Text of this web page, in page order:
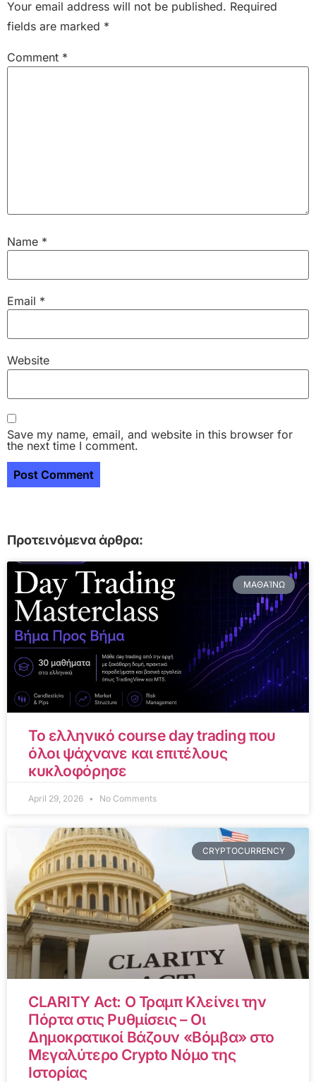
Your email address will not be published. Required
fields are marked *
Comment *
Name *
Email *
Website
Save my name, email, and website in this browser for
the next time I comment.
Προτεινόμενα άρθρα:
ΜΑΘΑΊΝΩ
Το ελληνικό course day trading που
όλοι ψάχνανε και επιτέλους
κυκλοφόρησε
April 29, 2026 No Comments
CRYPTOCURRENCY
CLARITY Act: Ο Τραμπ Κλείνει την
Πόρτα στις Ρυθμίσεις – Οι
Δημοκρατικοί Βάζουν «Βόμβα» στο
Μεγαλύτερο Crypto Νόμο της
Ιστορίας